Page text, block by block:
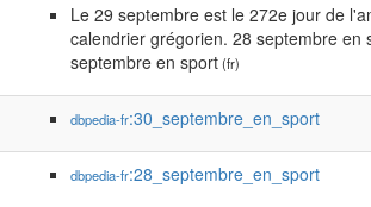
Le 29 septembre est le 272e jour de
calendrier grégorien. 28 septembre
septembre en sport(fr)
dbpedia-fr:30_septembre_en_sport
dbpedia-fr:28_septembre_en_sport